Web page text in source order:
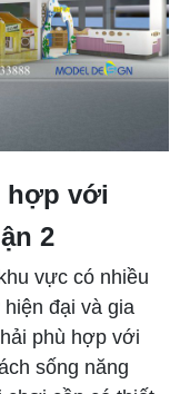
hợp với
2
vực có nhiều
đại và gia
phù hợp với
sống năng